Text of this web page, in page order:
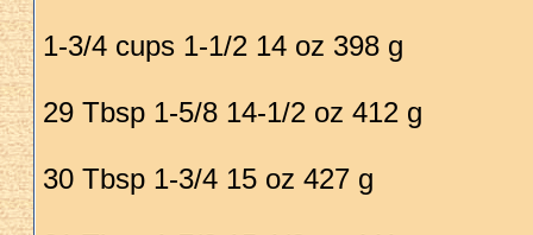
1-3/4 cups 1-1/2 14 oz 398 g
29 Tbsp 1-5/8 14-1/2 oz 412 g
30 Tbsp 1-3/4 15 oz 427 g